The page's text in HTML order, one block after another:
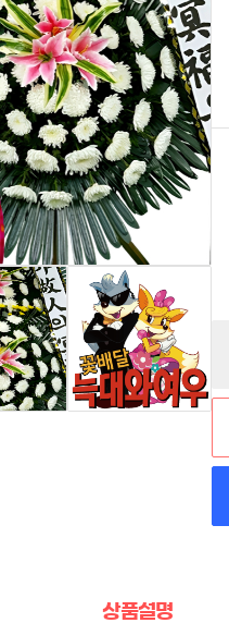
상품설명